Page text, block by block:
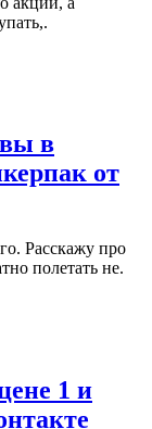
в
от
Расскажу про
полетать не.
1 и